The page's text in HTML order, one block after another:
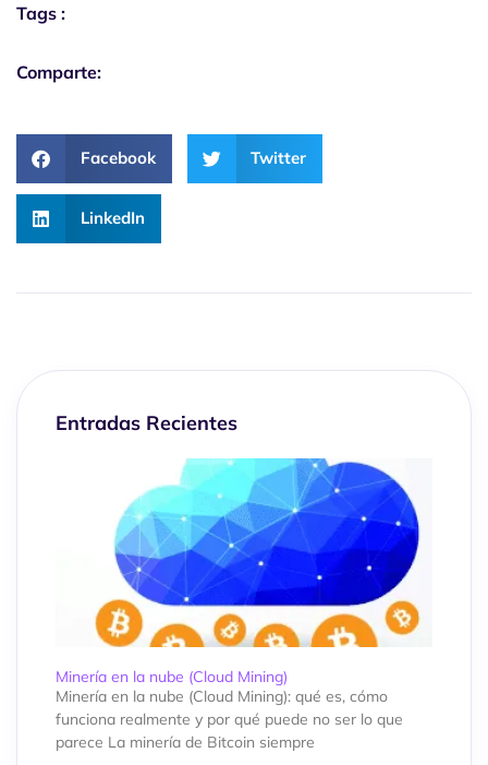
Entradas Recientes
Minería en la nube (Cloud Mining)
Minería en la nube (Cloud Mining): qué es, cómo
funciona realmente y por qué puede no ser lo que
parece La minería de Bitcoin siempre
Tags :
Comparte:
Facebook Twitter
LinkedIn